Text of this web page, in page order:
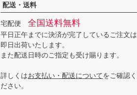
配送・送料
宅配便 全国送料無料
平日正午までに決済が完了しているご注文は
即日出荷いたします。
また配送日時のご指定も受け賜ります。
詳しくはお支払い・配送についてをご確認く
ださい。